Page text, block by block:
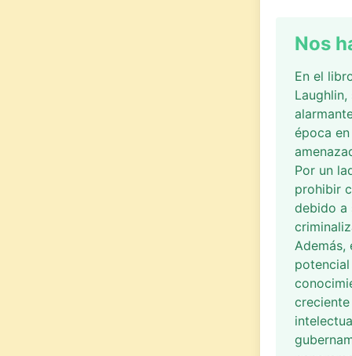
Nos
En el
época
Por un
prohibir
debido a
Además,